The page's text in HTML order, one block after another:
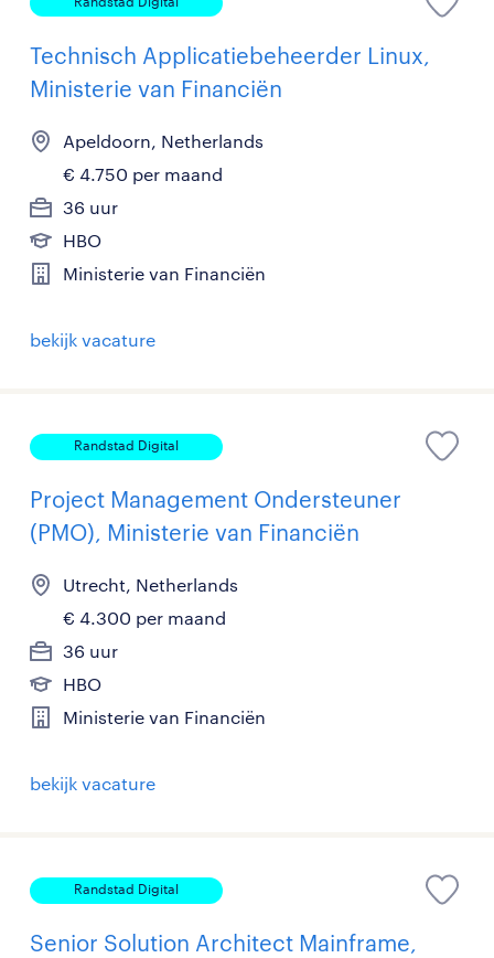
Technisch Applicatiebeheerder Linux,
Ministerie van Financiën
Apeldoorn, Netherlands
€ 4.750 per maand
36 uur
HBO
Ministerie van Financiën
bekijk vacature
Randstad Digital
Project Management Ondersteuner
(PMO), Ministerie van Financiën
Utrecht, Netherlands
€ 4.300 per maand
36 uur
HBO
Ministerie van Financiën
bekijk vacature
Randstad Digital
Senior Solution Architect Mainframe,